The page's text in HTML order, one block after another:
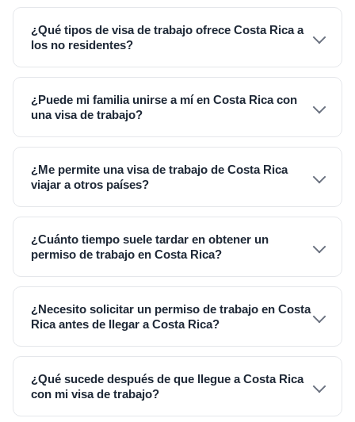
¿Qué tipos de visa de trabajo ofrece Costa Rica a
los no residentes?
¿Puede mi familia unirse a mí en Costa Rica con
una visa de trabajo?
¿Me permite una visa de trabajo de Costa Rica
viajar a otros países?
¿Cuánto tiempo suele tardar en obtener un
permiso de trabajo en Costa Rica?
¿Necesito solicitar un permiso de trabajo en Costa
Rica antes de llegar a Costa Rica?
¿Qué sucede después de que llegue a Costa Rica
con mi visa de trabajo?